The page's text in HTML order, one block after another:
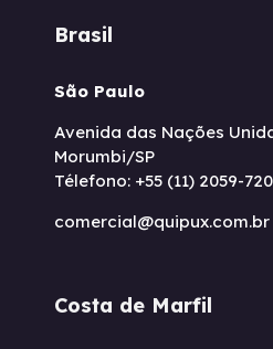
Brasil
São Paulo
Avenida das Nações
Morumbi/SP
Télefono: +55 (11) 2059-
comercial@quipux.com.br
Costa de Marfil